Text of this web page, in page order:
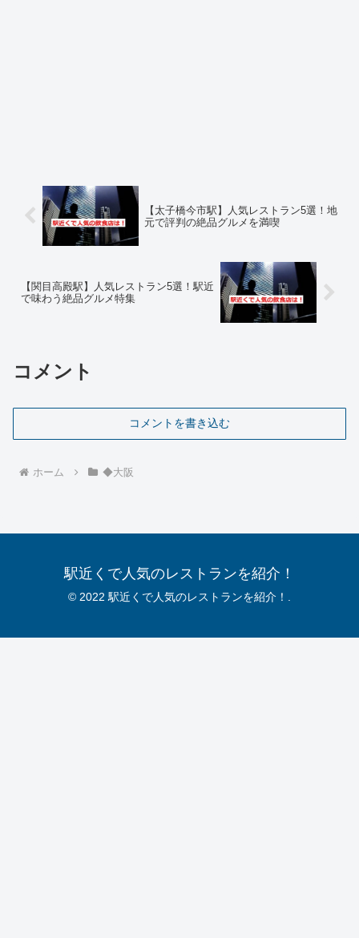
【太子橋今市駅】人気レストラン5選！地
元で評判の絶品グルメを満喫
【関目高殿駅】人気レストラン5選！駅近
で味わう絶品グルメ特集
コメント
コメントを書き込む
ホーム ◆大阪
駅近くで人気のレストランを紹介！
© 2022 駅近くで人気のレストランを紹介！.